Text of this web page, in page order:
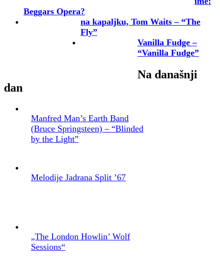
Beggars Opera?
na kapaljku, Tom Waits – “The
Fly”
Vanilla Fudge –
“Vanilla Fudge”
Na današnji
dan
Manfred Man’s Earth Band
(Bruce Springsteen) – “Blinded
by the Light”
Melodije Jadrana Split ’67
„The London Howlin’ Wolf
Sessions“